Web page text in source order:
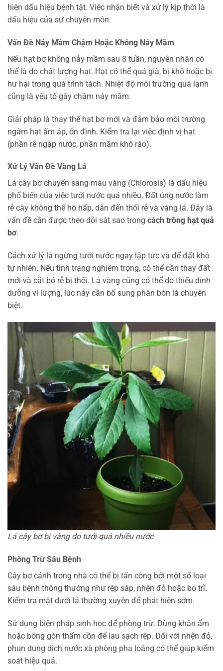
hiện dấu hiệu bệnh tật. Việc nhận biết và xử lý kịp thời là
dấu hiệu của sự chuyên môn.
Vấn Đề Nảy Mầm Chậm Hoặc Không Nảy Mầm
Nếu hạt bơ không nảy mầm sau 8 tuần, nguyên nhân có
thể là do chất lượng hạt. Hạt có thể quá già, bị khô hoặc bị
hư hại trong quá trình tách. Nhiệt độ môi trường quá lạnh
cũng là yếu tố gây chậm nảy mầm.
Giải pháp là thay thế hạt bơ mới và đảm bảo môi trường
ngâm hạt ấm áp, ổn định. Kiểm tra lại việc định vị hạt
(phần rễ ngập nước, phần mầm khô ráo).
Xử Lý Vấn Đề Vàng Lá
Lá cây bơ chuyển sang màu vàng (Chlorosis) là dấu hiệu
phổ biến của việc tưới nước quá nhiều. Đất úng nước làm
rễ cây không thể hô hấp, dẫn đến thối rễ và vàng lá. Đây là
vấn đề cần được theo dõi sát sao trong cách trồng hạt quả
bơ.
Cách xử lý là ngừng tưới nước ngay lập tức và để đất khô
tự nhiên. Nếu tình trạng nghiêm trọng, có thể cần thay đất
mới và cắt bỏ rễ bị thối. Lá vàng cũng có thể do thiếu dinh
dưỡng vi lượng, lúc này cần bổ sung phân bón lá chuyên
biệt.
Lá cây bơ bị vàng do tưới quá nhiều nước
Phòng Trừ Sâu Bệnh
Cây bơ cảnh trong nhà có thể bị tấn công bởi một số loại
sâu bệnh thông thường như rệp sáp, nhện đỏ hoặc bọ trĩ.
Kiểm tra mặt dưới lá thường xuyên để phát hiện sớm.
Sử dụng biện pháp sinh học để phòng trừ. Dùng khăn ẩm
hoặc bông gòn thấm cồn để lau sạch rệp. Đối với nhện đỏ,
phun dung dịch nước xà phòng pha loãng có thể giúp kiểm
soát hiệu quả.